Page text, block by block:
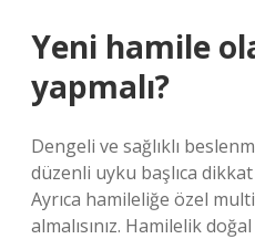
Yeni hamile
yapmalı?
Dengeli ve sağlıklı
düzenli uyku başlıca
Ayrıca hamileliğe özel
almalısınız. Hamilelik